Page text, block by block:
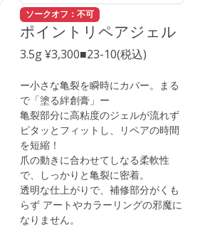
ソークオフ：不可
ポイントリペアジェル
3.5g ¥3,300■23-10(税込)
ー小さな亀裂を瞬時にカバー。まる
で「塗る絆創膏」ー
亀裂部分に高粘度のジェルが流れず
ピタッとフィットし、リペアの時間
を短縮！
爪の動きに合わせてしなる柔軟性
で、しっかりと亀裂に密着。
透明な仕上がりで、補修部分がくも
らず アートやカラーリングの邪魔に
なりません。